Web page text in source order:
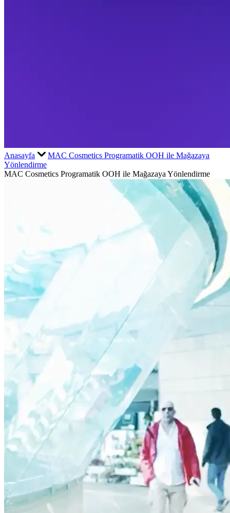
Anasayfa
MAC Cosmetics Programatik OOH ile Mağazaya
Yönlendirme
MAC Cosmetics Programatik OOH ile Mağazaya Yönlendirme